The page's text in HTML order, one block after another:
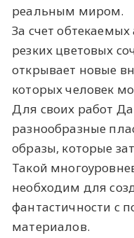
реальным миром.
За счет
резких цветовых
открывает новые
которых человек
Для своих работ
разнообразные
образы, которые
Такой
необходим для
фантастичности с
материалов.